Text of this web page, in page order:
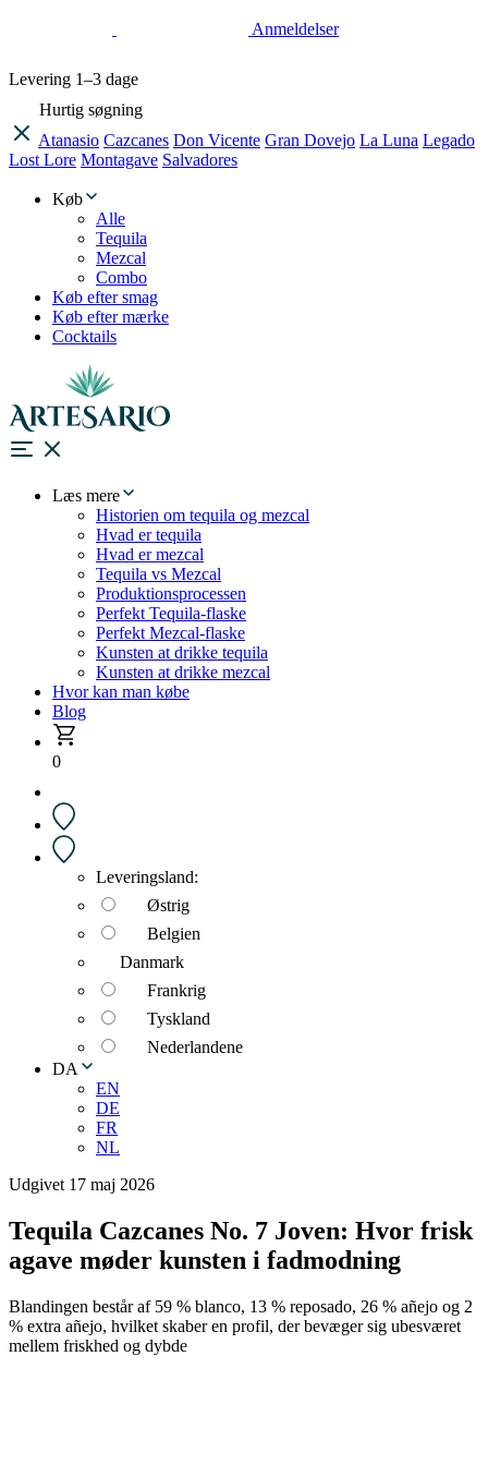
Anmeldelser
Levering 1–3 dage
Hurtig søgning
Atanasio Cazcanes Don Vicente Gran Dovejo La Luna Legado
Lost Lore Montagave Salvadores
Køb
Alle
Tequila
Mezcal
Combo
Køb efter smag
Køb efter mærke
Cocktails
Læs mere
Historien om tequila og mezcal
Hvad er tequila
Hvad er mezcal
Tequila vs Mezcal
Produktionsprocessen
Perfekt Tequila-flaske
Perfekt Mezcal-flaske
Kunsten at drikke tequila
Kunsten at drikke mezcal
Hvor kan man købe
Blog
0
Leveringsland:
Østrig
Belgien
Danmark
Frankrig
Tyskland
Nederlandene
DA
EN
DE
FR
NL
Udgivet 17 maj 2026
Tequila Cazcanes No. 7 Joven: Hvor frisk
agave møder kunsten i fadmodning
Blandingen består af 59 % blanco, 13 % reposado, 26 % añejo og 2
% extra añejo, hvilket skaber en profil, der bevæger sig ubesværet
mellem friskhed og dybde